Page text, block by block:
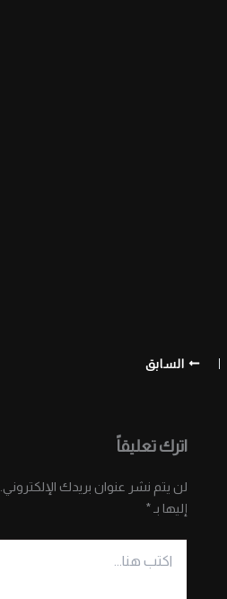
السابق
اترك تعليقاً
لن يتم نشر عنوان بريدك الإلكتروني.
إليها بـ*
هنا...